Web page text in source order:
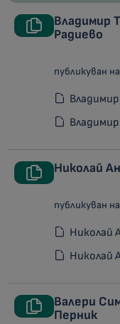
Владимир
Радиево
публикуван
Николай
публикуван
Николай
Николай
Валери
Перник